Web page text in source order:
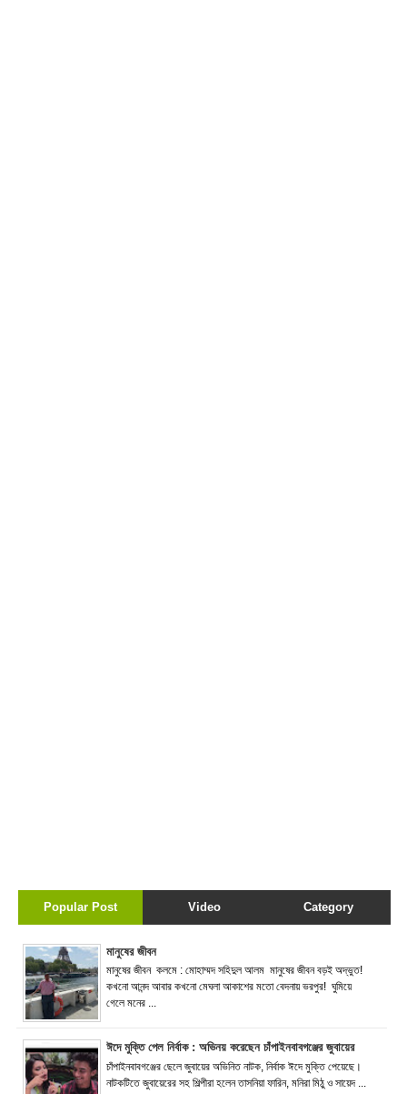
Popular Post Video Category
মানুষের জীবন
মানুষের জীবন কলমে : মোহাম্মদ সহিদুল আলম মানুষের জীবন বড়ই অদ্ভুত!
কখনো আনন্দ আবার কখনো মেঘলা আকাশের মতো বেদনায় ভরপুর! ঘুমিয়ে
গেলে মনের ...
ঈদে মুক্তি পেল নির্বাক : অভিনয় করেছেন চাঁপাইনবাবগঞ্জের জুবায়ের
চাঁপাইনবাবগঞ্জের ছেলে জুবায়ের অভিনিত নাটক, নির্বাক ঈদে মুক্তি পেয়েছে।
নাটকটিতে জুবায়েরের সহ শিল্পীরা হলেন তাসনিয়া ফারিন, মনিরা মিঠু ও সায়েদ ...